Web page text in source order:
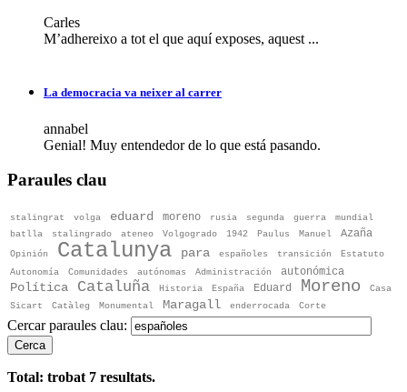
Carles
M’adhereixo a tot el que aquí exposes, aquest ...
La democracia va neixer al carrer
annabel
Genial! Muy entendedor de lo que está pasando.
Paraules clau
stalingrat volga eduard moreno rusia segunda guerra
mundial
batlla
stalingrado ateneo Volgogrado 1942 Paulus Manuel Azaña
Opinión Catalunya para españoles transición
Estatuto
Autonomía
Comunidades autónomas Administración autonómica
Política Cataluña Historia España Eduard Moreno
Casa
Sicart
Catàleg Monumental Maragall enderrocada Corte
Cercar paraules clau:
Cerca
Total: trobat 7 resultats.